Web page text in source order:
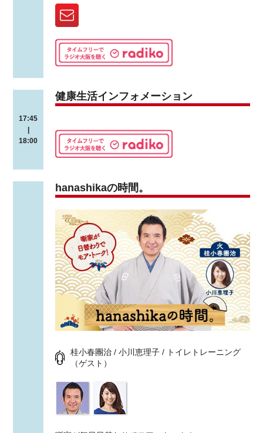
17:45
|
18:00
健康生活インフォメーション
hanashikaの時間。
桂小春團治 / 小川恵理子 / トイレトレーニング
（ゲスト）